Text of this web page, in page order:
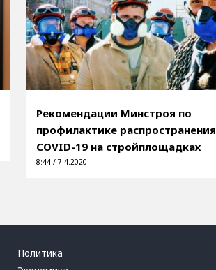
Рекомендации Минстроя по
профилактике распространения
COVID-19 на стройплощадках
8:44 / 7.4.2020
Политика